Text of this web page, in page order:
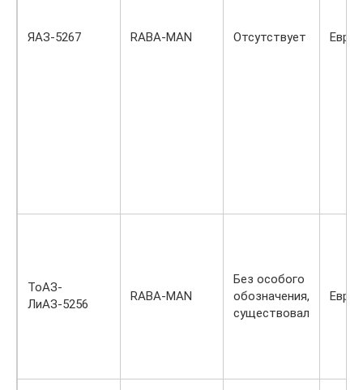
ЯАЗ-5267 RABA-MAN Отсутствует
ТоАЗ-
ЛиАЗ-5256
RABA-MAN
Без особого
обозначения,
существовал